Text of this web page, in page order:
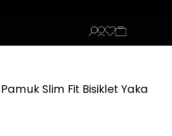
Slim Fit Bisiklet Yaka